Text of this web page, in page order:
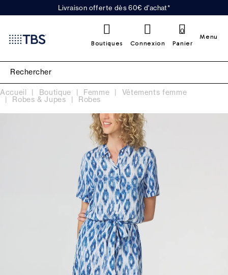
Livraison offerte dès 60€ d'achat*
Boutiques Connexion Panier
0
Menu
Accueil Boutique Femme Vêtements femme
Robes & Jupes Robes